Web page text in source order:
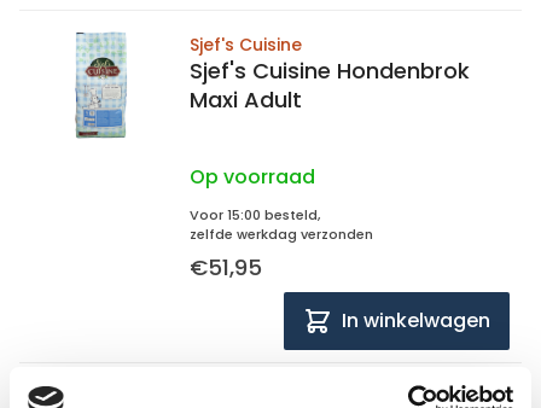
Sjef's Cuisine
Sjef's Cuisine Hondenbrok
Maxi Adult
Op voorraad
Voor 15:00 besteld,
zelfde werkdag verzonden
€51,95
In winkelwagen